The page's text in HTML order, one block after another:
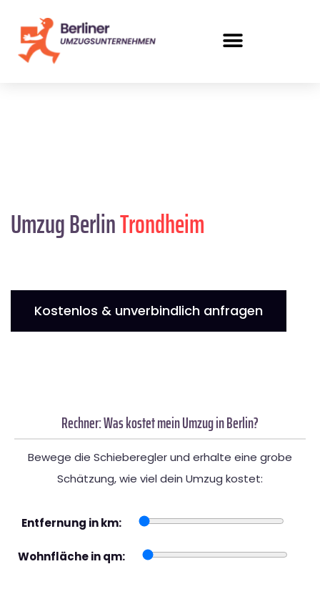
Umzug BerlinTrondheim
Kostenlos & unverbindlich anfragen
Rechner: Was kostet mein Umzug in Berlin?
Bewege die Schieberegler und erhalte eine grobe
Schätzung, wie viel dein Umzug kostet:
Entfernung in km:
Wohnfläche in qm: